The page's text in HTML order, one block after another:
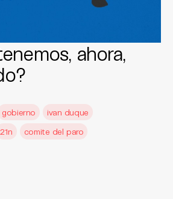
ahora,
gobierno
ivan duque
21n comite del paro